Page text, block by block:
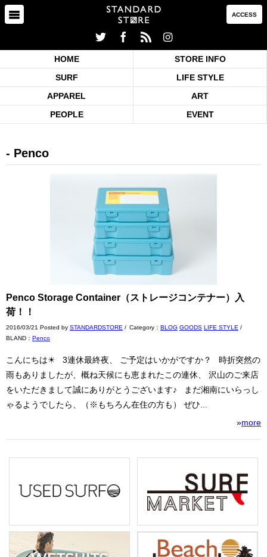
ACCESS
HOME
STORE INFO
SURF
LIFE STYLE
APPAREL
ART
PEOPLE
EVENT
Penco
Penco Storage Container（ストレージコンテナー）入
荷！！
2016/03/21 Posted by STANDARDSTORE / Category： BLOG GOODS LIFE STYLE /
BLAND： Penco
こんにちは☀︎ 3連休最終夜、 ご予定はいかがですか？ 時折突然の
雨もありましたが、概ね天候にも恵まれたこの連休、 沢山のご来店
をいただきまして誠にありがとうございます♪ まだ湘南にいらっし
ゃるようでしたら、（※もちろん在住の方も） ぜひ...
»more